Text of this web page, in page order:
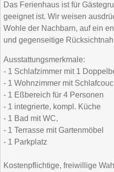
Das Ferienhaus ist für
geeignet ist. Wir weisen
Wohle der Nachbarn, auf ein
und gegenseitige
Ausstattungsmerkmale:
- 1 Schlafzimmer mit 1
- 1 Wohnzimmer mit
- 1 Eßbereich für 4 Personen
- 1 integrierte, kompl. Küche
- 1 Bad mit WC,
- 1 Terrasse mit Gartenmöbel
- 1 Parkplatz
Kostenpflichtige, freiwillige